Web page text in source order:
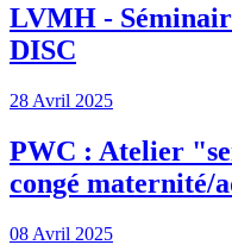
LVMH -
DISC
28 Avril 2025
PWC : Atelier
congé maternité/
08 Avril 2025